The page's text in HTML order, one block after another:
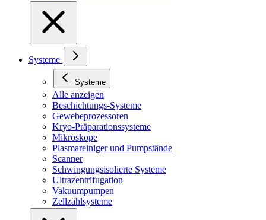
Systeme
Systeme
Alle anzeigen
Beschichtungs-Systeme
Gewebeprozessoren
Kryo-Präparationssysteme
Mikroskope
Plasmareiniger und Pumpstände
Scanner
Schwingungsisolierte Systeme
Ultrazentrifugation
Vakuumpumpen
Zellzählsysteme